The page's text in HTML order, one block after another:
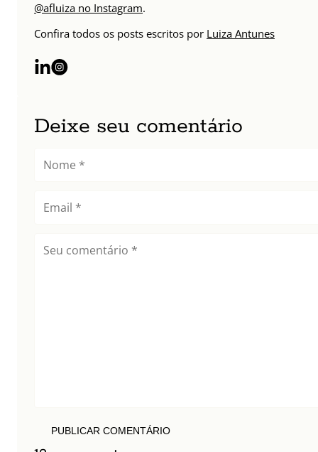
@afluiza no Instagram.
Confira todos os posts escritos por Luiza Antunes
Deixe seu comentário
PUBLICAR COMENTÁRIO